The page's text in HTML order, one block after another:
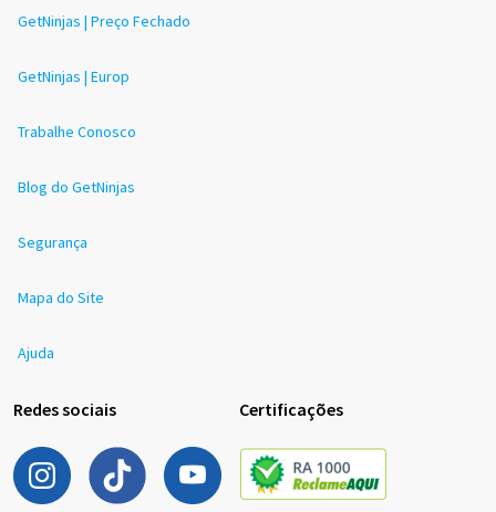
GetNinjas | Preço Fechado
GetNinjas | Europ
Trabalhe Conosco
Blog do GetNinjas
Segurança
Mapa do Site
Ajuda
Redes sociais Certificações